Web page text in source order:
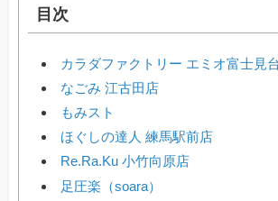
目次
カラダファクトリー エミオ富士見
なごみ 江古田店
もみスト
ほぐしの達人 練馬駅前店
Re.Ra.Ku 小竹向原店
足圧楽（soara）